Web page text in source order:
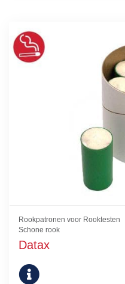
Rookpatronen voor Rooktesten
Schone rook
Datax